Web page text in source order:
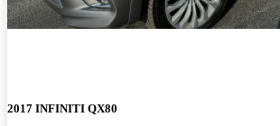
2017 INFINITI QX80